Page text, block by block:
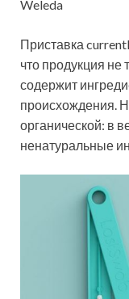
Weleda
Приставка
что продукция не
содержит
происхождения.
органической: в
ненатуральные